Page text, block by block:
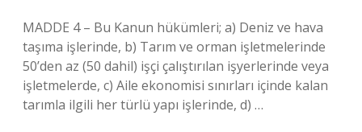
MADDE 4 – Bu Kanun hükümleri; a) Deniz ve hava
taşıma işlerinde, b) Tarım ve orman işletmelerinde
50’den az (50 dahil) işçi çalıştırılan işyerlerinde veya
işletmelerde, c) Aile ekonomisi sınırları içinde kalan
tarımla ilgili her türlü yapı işlerinde, d) …